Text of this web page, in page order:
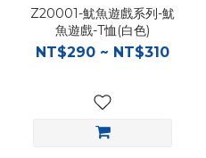
Z20001-魷魚遊戲系列-魷
魚遊戲-T恤(白色)
NT$290 ~ NT$310